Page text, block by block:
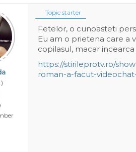
Topic starter
Fetelor, o cunoasteti
Eu am o prietena care a
copilasul, macar
https://stirileprotv.ro/
roman-a-facut-